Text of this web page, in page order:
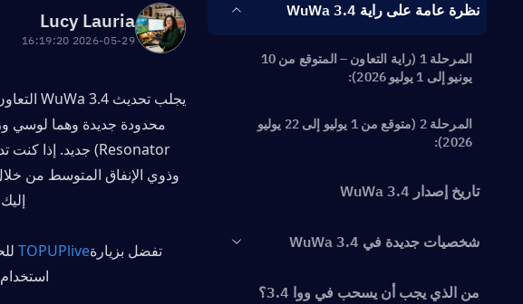
نظرة عامة على راية WuWa 3.4
المرحلة 1 (راية التعاون – المتوقع من 10
يونيو إلى 1 يوليو 2026):
المرحلة 2 (متوقع من 1 يوليو إلى 22 يوليو
2026):
تاريخ إصدار WuWa 3.4
شخصيات جديدة في WuWa 3.4
من الذي يجب أن يسحب في ووا 3.4؟
Lucy Lauria
2026-05-29 16:19:20
تفضل بزيارةTOPUPlive